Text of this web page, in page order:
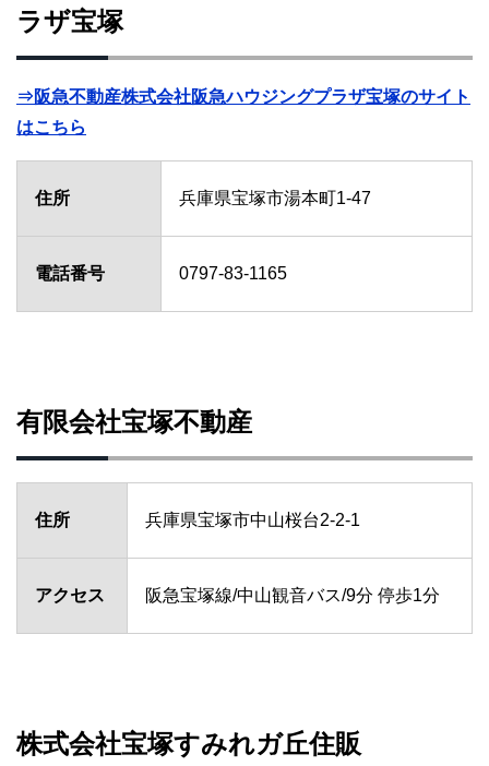
ラザ宝塚
⇒阪急不動産株式会社阪急ハウジングプラザ宝塚のサイト
はこちら
住所 兵庫県宝塚市湯本町1-47
電話番号 0797-83-1165
有限会社宝塚不動産
住所 兵庫県宝塚市中山桜台2-2-1
アクセス 阪急宝塚線/中山観音バス/9分 停歩1分
株式会社宝塚すみれガ丘住販